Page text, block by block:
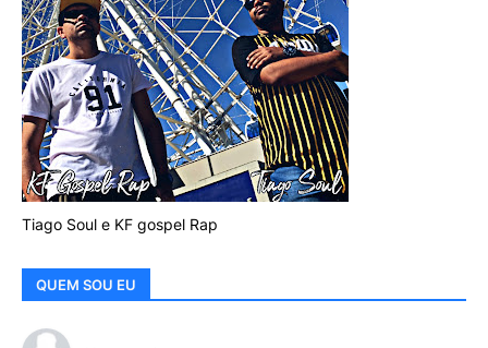
Tiago Soul e KF gospel Rap
QUEM SOU EU